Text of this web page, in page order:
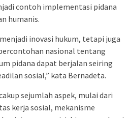
contoh implementasi pidana
humanis.
inovasi hukum, tetapi juga
nasional tentang
pidana dapat berjalan seiring
sosial,” kata Bernadeta.
sejumlah aspek, mulai dari
kerja sosial, mekanisme